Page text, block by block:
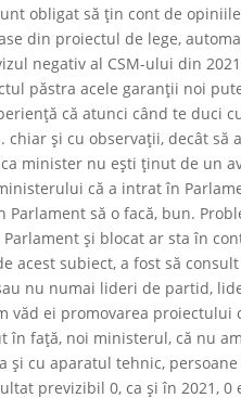
obligat să ţin cont de
din proiectul de lege,
negativ al CSM-ului din
păstra acele garanţii noi
că atunci când te duci
chiar şi cu observaţii, decât
minister nu eşti ţinut de un
că a intrat în
Parlament să o facă, bun.
şi blocat ar sta în
acest subiect, a fost să
nu numai lideri de partid,
văd ei promovarea
în faţă, noi ministerul, că nu
şi cu aparatul tehnic,
previzibil 0, ca şi în 2021,